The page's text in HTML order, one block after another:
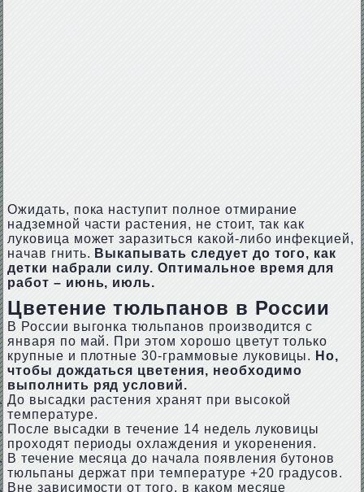
Ожидать, пока наступит полное отмирание
надземной части растения, не стоит, так как
луковица может заразиться какой-либо инфекцией,
начав гнить. Выкапывать следует до того, как
детки набрали силу. Оптимальное время для
работ – июнь, июль.
Цветение тюльпанов в России
В России выгонка тюльпанов производится с
января по май. При этом хорошо цветут только
крупные и плотные 30-граммовые луковицы. Но,
чтобы дождаться цветения, необходимо
выполнить ряд условий.
До высадки растения хранят при высокой
температуре.
После высадки в течение 14 недель луковицы
проходят периоды охлаждения и укоренения.
В течение месяца до начала появления бутонов
тюльпаны держат при температуре +20 градусов.
Вне зависимости от того, в каком месяце